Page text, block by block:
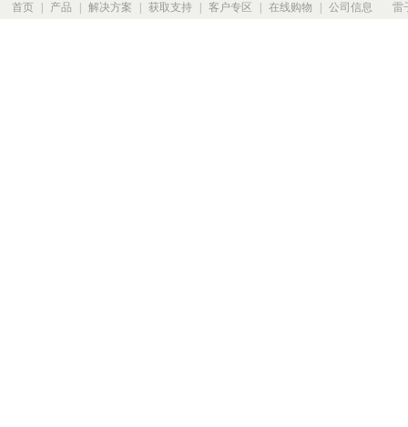
首页 产品 解决方案 获取支持 客户专区 在线购物 公司信息 雷